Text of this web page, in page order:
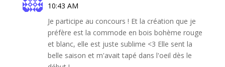
10:43 AM
Je participe au concours ! Et la création que je
préfère est la commode en bois bohème rouge
et blanc, elle est juste sublime <3 Elle sent la
belle saison et m'avait tapé dans l'oeil dès le